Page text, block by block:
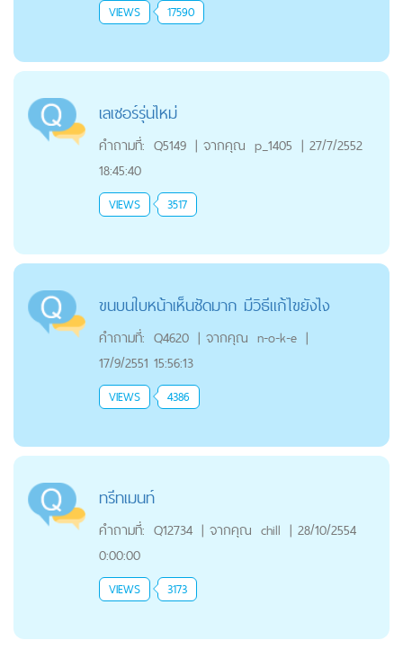
VIEWS 17590
เลเซอร์รุ่นไหม่
คำถามที่: Q5149 | จากคุณ p_1405 | 27/7/2552
18:45:40
VIEWS 3517
ขนบนใบหน้าเห็นชัดมาก มีวิธีแก้ไขยังไง
คำถามที่: Q4620 | จากคุณ n-o-k-e |
17/9/2551 15:56:13
VIEWS 4386
ทรีทเมนท์
คำถามที่: Q12734 | จากคุณ chill | 28/10/2554
0:00:00
VIEWS 3173